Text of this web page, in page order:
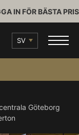
IN FÖR BÄSTA PRIS
SV
Göteborg